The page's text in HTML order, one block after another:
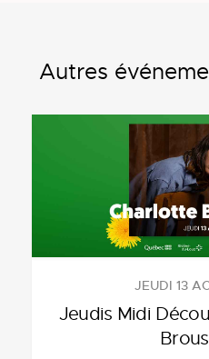
Autres
JEUDI 13
Jeudis Midi